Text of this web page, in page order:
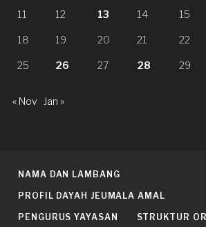
11 12 13 14 15
18 19 20 21 22
25 26 27 28 29
« Nov Jan »
NAMA DAN LAMBANG
PROFIL DAYAH JEUMALA AMAL
PENGURUS YAYASAN STRUKTUR